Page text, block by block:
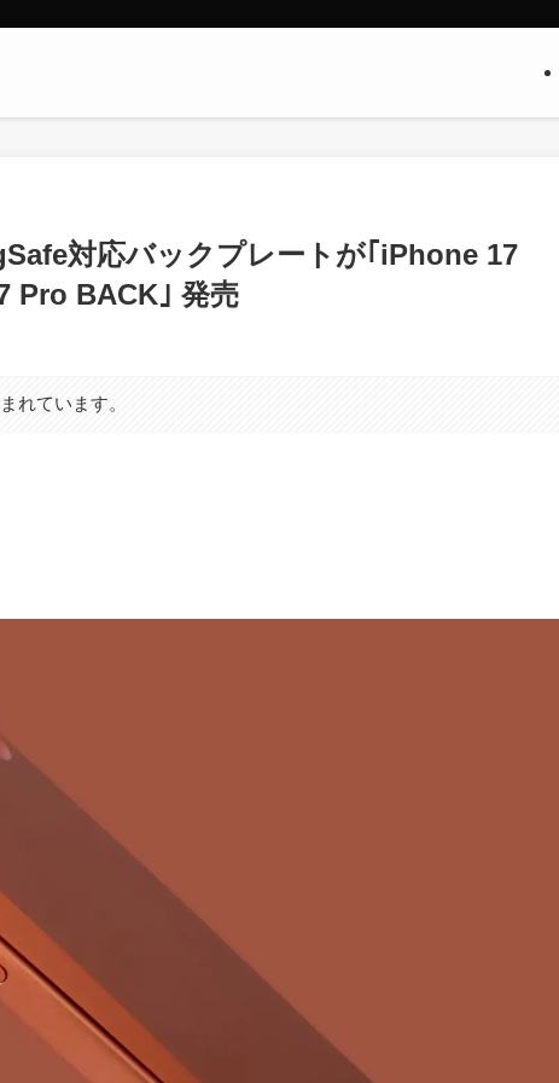
対応バックプレートが｢iPhone 17
Pro BACK｣ 発売
れています。